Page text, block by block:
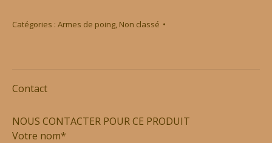
Catégories : Armes de poing, Non classé
Contact
NOUS CONTACTER POUR CE PRODUIT
Votre nom*